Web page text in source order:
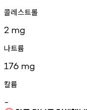
콜레스트롤
2 mg
나트륨
176 mg
칼륨
-